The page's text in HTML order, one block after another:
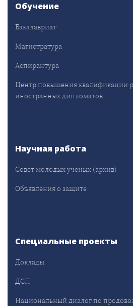
Обучение
Бакалавриат
Магистратура
Аспирантура
Центр повышения квалификации
иностранных дипломатов
Научная работа
Совет молодых учёных (архив)
Объявления о защите
Специальные проекты
Доклады
ДСП
Национальный диалог по